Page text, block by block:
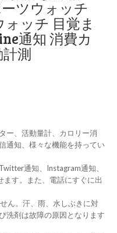
ツウォッチ
ッチ 目覚ま
通知 消費カ
測
ー、活動量計、カロリー消
通知、様々な機能を持ってい
通知、Instagram通知、
す。また、電話にすぐに出
ん。汗、雨、水しぶきに対
洗剤は故障の原因となります